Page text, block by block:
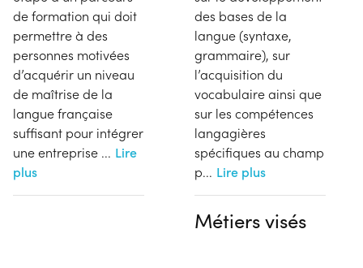
de formation qui doit
permettre à des
personnes motivées
d’acquérir un niveau
de maîtrise de la
langue française
suffisant pour intégrer
une entreprise ... Lire
plus
des bases de la
langue (syntaxe,
grammaire), sur
l’acquisition du
vocabulaire ainsi que
sur les compétences
langagières
spécifiques au champ
p... Lire plus
Métiers visés